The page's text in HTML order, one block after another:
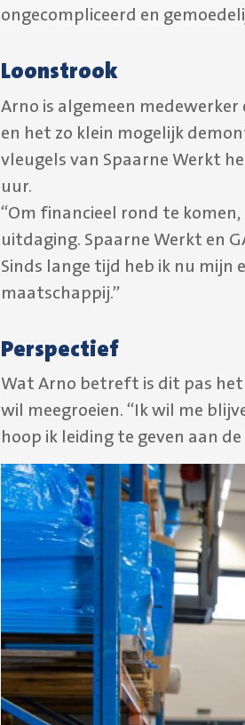
ongecompliceerd en
Loonstrook
Arno is algemeen
en het zo klein mogelijk
vleugels van Spaarne Werkt
uur.
“Om financieel rond te
uitdaging. Spaarne Werkt en
Sinds lange tijd heb ik nu mijn
maatschappij.”
Perspectief
Wat Arno betreft is dit pas
wil meegroeien. “Ik wil me
hoop ik leiding te geven aan